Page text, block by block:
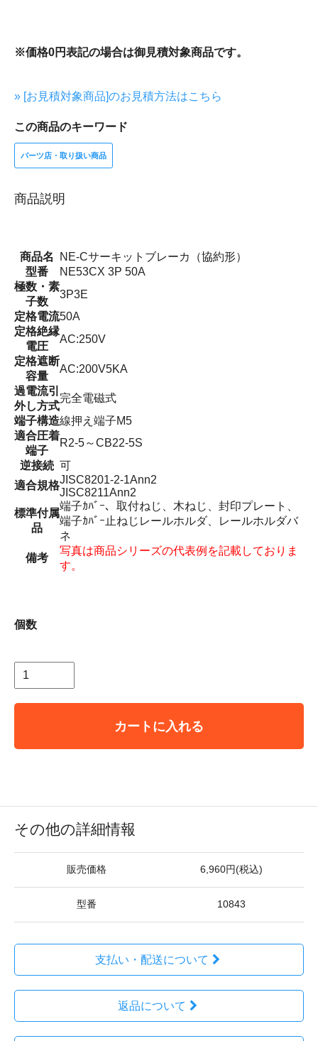
※価格0円表記の場合は御見積対象商品です。
» [お見積対象商品]のお見積方法はこちら
この商品のキーワード
パーツ店・取り扱い商品
商品説明
商品名
NE-Cサーキットブレーカ（協約形）
型番
NE53CX 3P 50A
極数・素
子数
3P3E
定格電流50A
定格絶縁
電圧
AC:250V
定格遮断
容量
AC:200V5KA
過電流引
外し方式
完全電磁式
端子構造線押え端子M5
適合圧着
端子
R2-5～CB22-5S
逆接続 可
適合規格JISC8201-2-1Ann2
JISC8211Ann2
標準付属
品
端子ｶﾊﾞｰ、取付ねじ、木ねじ、封印プレート、
端子ｶﾊﾞｰ止ねじレールホルダ、レールホルダバ
ネ
備考
写真は商品シリーズの代表例を記載しておりま
す。
個数
カートに入れる
その他の詳細情報
販売価格 6,960円(税込)
型番 10843
支払い・配送について
返品について